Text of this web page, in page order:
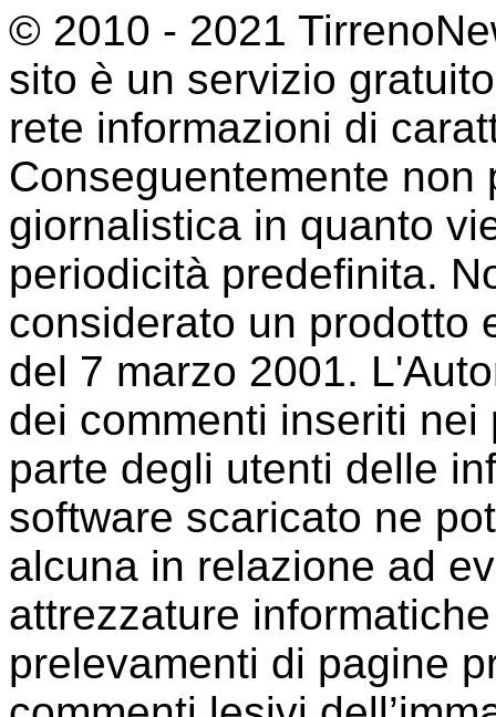
© 2010 - 2021
sito è un servizio
rete informazioni di
Conseguentemente
giornalistica in quanto
periodicità predefinita.
considerato un prodotto
del 7 marzo 2001.
dei commenti inseriti nei
parte degli utenti delle
software scaricato ne
alcuna in relazione ad
attrezzature
prelevamenti di pagine